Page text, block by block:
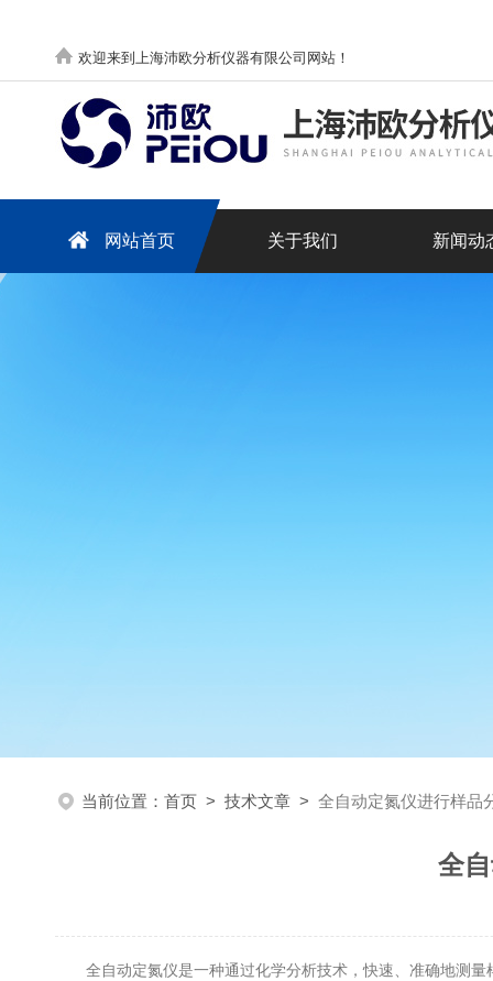
欢迎来到上海沛欧分析仪器有限公司网站！
网站首页 关于我们 新闻动
当前位置： 首页 > 技术文章 > 全自动定氮仪进行样品
全
全自动定氮仪是一种通过化学分析技术，快速、准确地测量